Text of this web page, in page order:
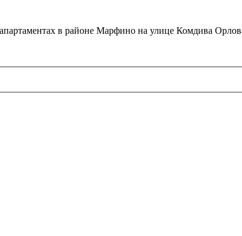
в районе Марфино на улице Комдива